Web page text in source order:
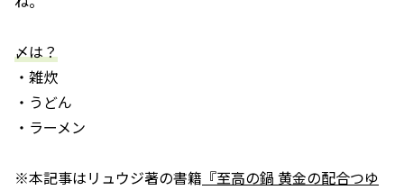
〆は？
・雑炊
・うどん
・ラーメン
※本記事はリュウジ著の書籍 『至高の鍋 黄金の配合つゆ